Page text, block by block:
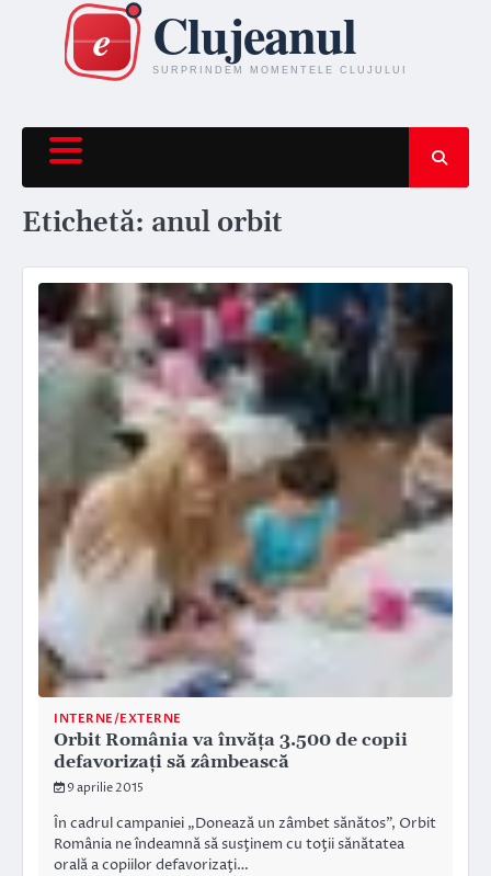
content
Etichetă: anul orbit
INTERNE/EXTERNE
Orbit România va învăţa 3.500 de copii
defavorizaţi să zâmbească
9 aprilie 2015
În cadrul campaniei „Donează un zâmbet sănătos”, Orbit
România ne îndeamnă să susţinem cu toţii sănătatea
orală a copiilor defavorizaţi…